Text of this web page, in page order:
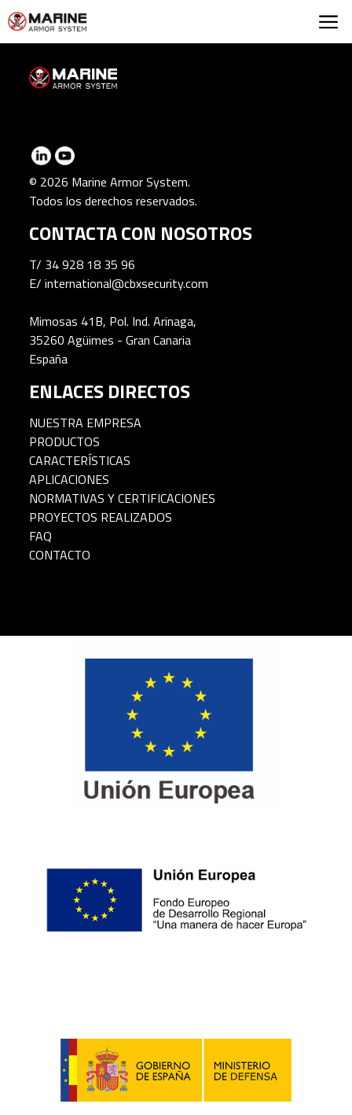
Marine Armor
© 2026 Marine Armor System.
Todos los derechos reservados.
CONTACTA CON NOSOTROS
T/ 34 928 18 35 96
E/international@cbxsecurity.com
Mimosas 41B, Pol. Ind. Arinaga,
35260 Agüimes - Gran Canaria
España
ENLACES DIRECTOS
NUESTRA EMPRESA
PRODUCTOS
CARACTERÍSTICAS
APLICACIONES
NORMATIVAS Y CERTIFICACIONES
PROYECTOS REALIZADOS
FAQ
CONTACTO